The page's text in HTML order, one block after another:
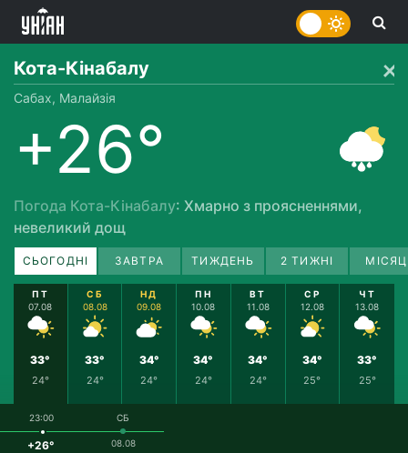
Кота-Кінабалу
Сабах, Малайзія
+26°
Погода Кота-Кінабалу: Хмарно з проясненнями,
невеликий дощ
СЬОГОДНІ ЗАВТРА ТИЖДЕНЬ 2 ТИЖНІ
ПТ
07.08
33°
24°
СБ
08.08
33°
24°
НД
09.08
34°
24°
ПН
10.08
34°
24°
ВТ
11.08
34°
24°
СР
12.08
34°
25°
ЧТ
13.08
33°
25°
23:00
+26°
СБ
08.08